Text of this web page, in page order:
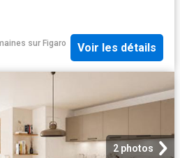
sur Figaro
Voir les détails
2 photos